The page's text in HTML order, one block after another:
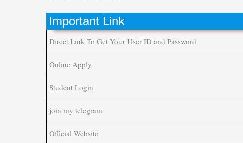
Important Link
Direct Link To Get Your User ID and Password
Online Apply
Student Login
join my telegram
Official Website